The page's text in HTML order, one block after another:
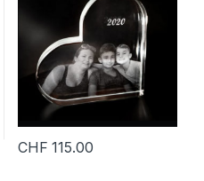
CHF 115.00